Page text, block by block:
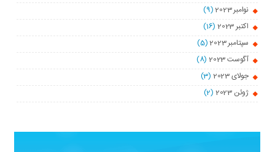
نوامبر 2023
(9)
اکتبر 2023
(16)
سپتامبر 2023
(5)
آگوست 2023
(8)
جولای 2023
(3)
ژوئن 2023
(2)